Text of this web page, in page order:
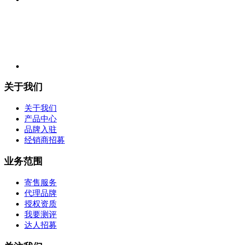
关于我们
关于我们
产品中心
品牌入驻
经销商招募
业务范围
寄售服务
代理品牌
授权资质
我要测评
达人招募